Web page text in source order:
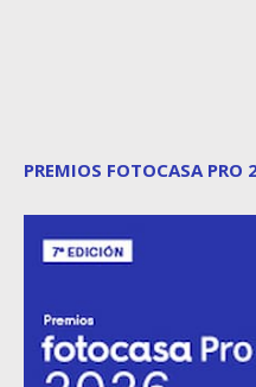
PREMIOS FOTOCASA PRO